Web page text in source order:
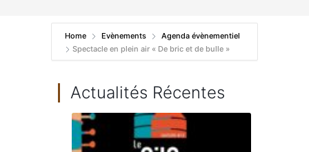
Home Evènements
Agenda évènementiel
Spectacle en plein air « De bric et de bulle »
Actualités Récentes